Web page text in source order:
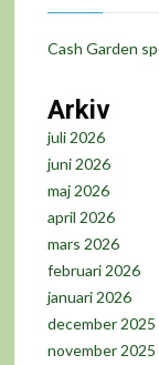
Cash Garden
Arkiv
juli 2026
juni 2026
maj 2026
april 2026
mars 2026
februari 2026
januari 2026
december 2025
november 2025